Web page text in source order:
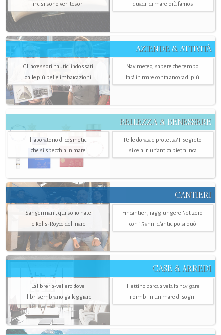
incisi sono veri tesori
i quadri di mare più famosi
AZIENDE & ATTIVITÀ
Gli accessori nautici indossati
dalle più belle imbarcazioni
Navimeteo, sapere che tempo
farà in mare conta ancora di più
BELLEZZA & BENESSERE
Il laboratorio di cosmetici
che si specchia in mare
Pelle dorata e protetta? Il segreto
si cela in un’antica pietra Inca
CANTIERI
Sangermani, qui sono nate
le Rolls-Royce del mare
Fincantieri, raggiungere Net zero
con 15 anni d'anticipo si può
CASE & ARREDI
La libreria-veliero dove
i libri sembrano galleggiare
Il lettino barca a vela fa navigare
i bimbi in un mare di sogni